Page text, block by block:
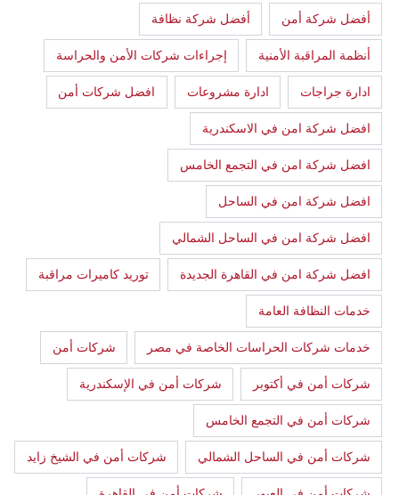
أفضل شركة أمن أفضل شركة نظافة
أنظمة المراقبة الأمنية إجراءات شركات الأمن والحراسة
ادارة جراجات ادارة مشروعات افضل شركات أمن
افضل شركة امن في الاسكندرية
افضل شركة امن في التجمع الخامس
افضل شركة امن في الساحل
افضل شركة امن في الساحل الشمالي
افضل شركة امن في القاهرة الجديدة توريد كاميرات مراقبة
خدمات النظافة العامة
خدمات شركات الحراسات الخاصة في مصر شركات أمن
شركات أمن في أكتوبر شركات أمن في الإسكندرية
شركات أمن في التجمع الخامس
شركات أمن في الساحل الشمالي شركات أمن في الشيخ زايد